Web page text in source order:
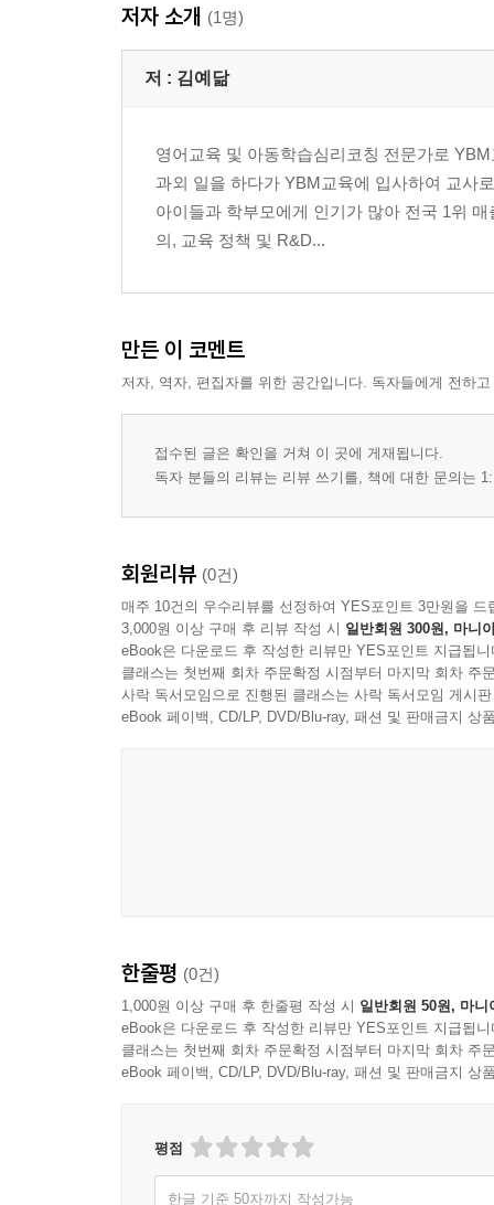
저자 소개 (1명)
저 : 김예닮
영어교육 및 아동학습심리코칭 전문가로
과외 일을 하다가 YBM교육에 입사하여 교사
아이들과 학부모에게 인기가 많아 전국 1위
의, 교육 정책 및 R&D...
만든 이 코멘트
저자, 역자, 편집자를 위한 공간입니다. 독자들에게 전하
접수된 글은 확인을 거쳐 이 곳에 게재됩니다.
독자 분들의 리뷰는 리뷰 쓰기를, 책에 대한 문의는
회원리뷰 (0건)
매주 10건의 우수리뷰를 선정하여 YES포인트 3만원을 드
3,000원 이상 구매 후 리뷰 작성 시 일반회원 300원, 마니
eBook은 다운로드 후 작성한 리뷰만 YES포인트 지급됩니
클래스는 첫번째 회차 주문확정 시점부터 마지막 회차 주
사락 독서모임으로 진행된 클래스는 사락 독서모임 게시
eBook 페이백, CD/LP, DVD/Blu-ray, 패션 및 판매금지 상
한줄평 (0건)
1,000원 이상 구매 후 한줄평 작성 시 일반회원 50원, 마니
eBook은 다운로드 후 작성한 리뷰만 YES포인트 지급됩니
클래스는 첫번째 회차 주문확정 시점부터 마지막 회차 주
eBook 페이백, CD/LP, DVD/Blu-ray, 패션 및 판매금지 상
평점
한글 기준 50자까지 작성가능